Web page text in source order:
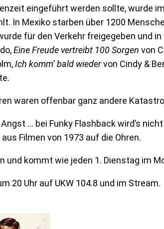
eingeführt werden sollte, wurde
In Mexiko starben über 1200
für den Verkehr freigegeben und
Eine Freude vertreibt 100 Sorgen von
Ich komm’ bald wiedervon Cindy &
waren offenbar ganz andere
… bei Funky Flashback wird’s
Filmen von 1973 auf die Ohren.
und kommt wie jeden 1. Dienstag im
20 Uhr auf UKW 104.8 und im Stream.